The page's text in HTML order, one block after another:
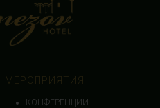
МЕРОПРИЯТИЯ
КОНФЕРЕНЦИИ